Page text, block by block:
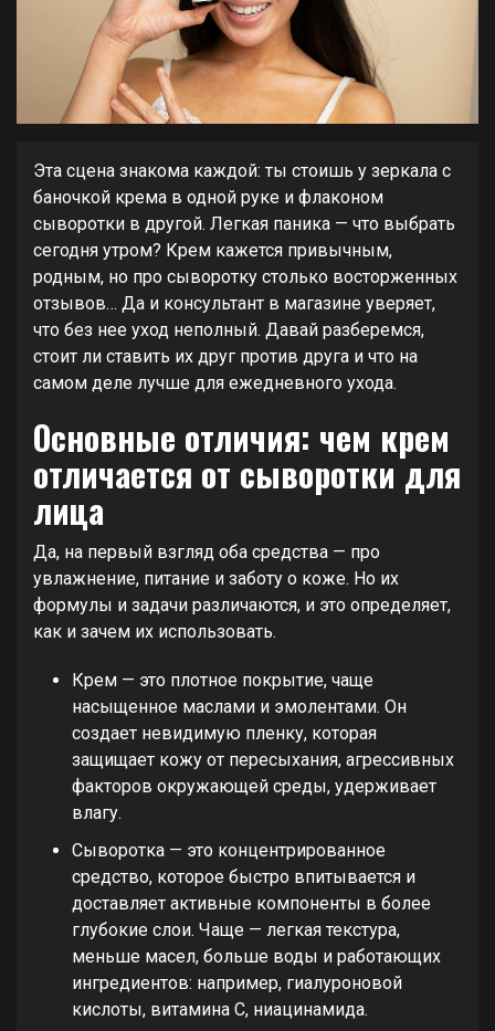
Эта сцена знакома каждой: ты стоишь у зеркала с
баночкой крема в одной руке и флаконом
сыворотки в другой. Легкая паника — что выбрать
сегодня утром? Крем кажется привычным,
родным, но про сыворотку столько восторженных
отзывов… Да и консультант в магазине уверяет,
что без нее уход неполный. Давай разберемся,
стоит ли ставить их друг против друга и что на
самом деле лучше для ежедневного ухода.
Основные отличия: чем крем
отличается от сыворотки для
лица
Да, на первый взгляд оба средства — про
увлажнение, питание и заботу о коже. Но их
формулы и задачи различаются, и это определяет,
как и зачем их использовать.
Крем — это плотное покрытие, чаще
насыщенное маслами и эмолентами. Он
создает невидимую пленку, которая
защищает кожу от пересыхания, агрессивных
факторов окружающей среды, удерживает
влагу.
Сыворотка — это концентрированное
средство, которое быстро впитывается и
доставляет активные компоненты в более
глубокие слои. Чаще — легкая текстура,
меньше масел, больше воды и работающих
ингредиентов: например, гиалуроновой
кислоты, витамина С, ниацинамида.